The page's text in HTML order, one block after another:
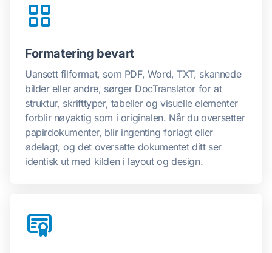
Formatering bevart
Uansett filformat, som PDF, Word, TXT, skannede
bilder eller andre, sørger DocTranslator for at
struktur, skrifttyper, tabeller og visuelle elementer
forblir nøyaktig som i originalen. Når du oversetter
papirdokumenter, blir ingenting forlagt eller
ødelagt, og det oversatte dokumentet ditt ser
identisk ut med kilden i layout og design.